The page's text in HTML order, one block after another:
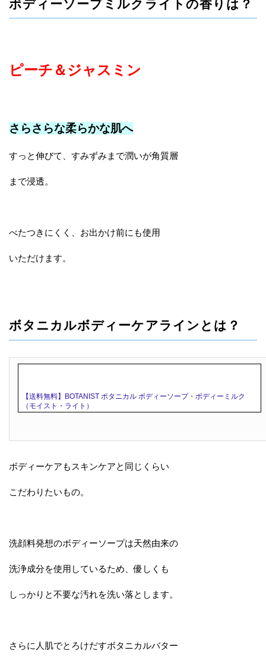
ボディーソープミルクライトの香りは？
ピーチ＆ジャスミン
さらさらな柔らかな肌へ
すっと伸びて、すみずみまで潤いが角質層
まで浸透。
べたつきにくく、お出かけ前にも使用
いただけます。
ボタニカルボディーケアラインとは？
【送料無料】BOTANIST ボタニカル ボディーソープ・ボディーミルク
（モイスト・ライト）
ボディーケアもスキンケアと同じくらい
こだわりたいもの。
洗顔料発想のボディーソープは天然由来の
洗浄成分を使用しているため、優しくも
しっかりと不要な汚れを洗い落とします。
さらに人肌でとろけだすボタニカルバター